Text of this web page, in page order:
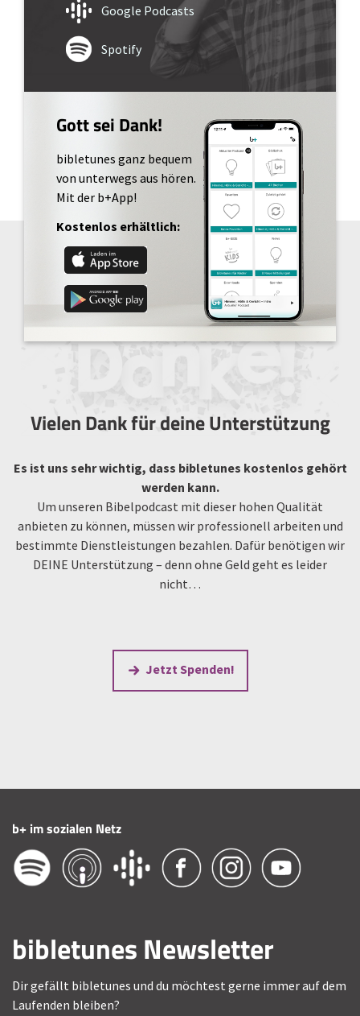
Google Podcasts
Spotify
Gott sei Dank!
bibletunes ganz bequem
von unterwegs aus hören.
Mit der b+App!
Kostenlos erhältlich:
Vielen Dank für deine Unterstützung
Es ist uns sehr wichtig, dass bibletunes kostenlos gehört
werden kann.
Um unseren Bibelpodcast mit dieser hohen Qualität
anbieten zu können, müssen wir professionell arbeiten und
bestimmte Dienstleistungen bezahlen. Dafür benötigen wir
DEINE Unterstützung – denn ohne Geld geht es leider
nicht…
Jetzt Spenden!
b+ im sozialen Netz
bibletunes Newsletter
Dir gefällt bibletunes und du möchtest gerne immer auf dem
Laufenden bleiben?